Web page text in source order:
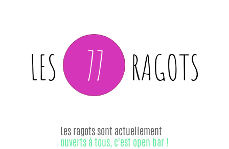
LES 77 RAGOTS
Les ragots sont actuellement
ouverts à tous, c'est open bar !